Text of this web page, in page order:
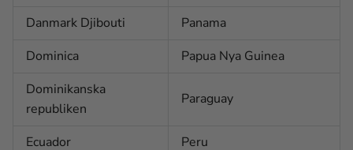
Danmark Djibouti
Panama
Dominica
Papua Nya Guinea
Dominikanska
republiken
Paraguay
Ecuador
Peru